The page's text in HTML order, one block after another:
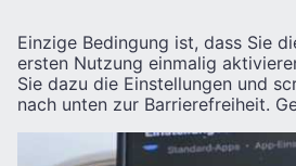
Einzige Bedingung ist, dass Sie
ersten Nutzung einmalig
Sie dazu die Einstellungen und
nach unten zur Barrierefreiheit.